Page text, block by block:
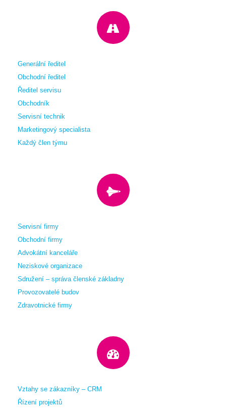
Generální ředitel
Obchodní ředitel
Ředitel servisu
Obchodník
Servisní technik
Marketingový specialista
Každý člen týmu
Servisní firmy
Obchodní firmy
Advokátní kanceláře
Neziskové organizace
Sdružení – správa členské základny
Provozovatelé budov
Zdravotnické firmy
Vztahy se zákazníky – CRM
Řízení projektů